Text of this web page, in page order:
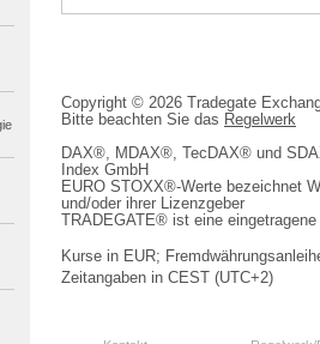
Copyright © 2026 Tradegate
Bitte beachten Sie das Regelwerk
DAX®, MDAX®, TecDAX® und
Index GmbH
EURO STOXX®-Werte bezeichnet
und/oder ihrer Lizenzgeber
TRADEGATE® ist eine
Kurse in EUR;
Zeitangaben in CEST (UTC+2)